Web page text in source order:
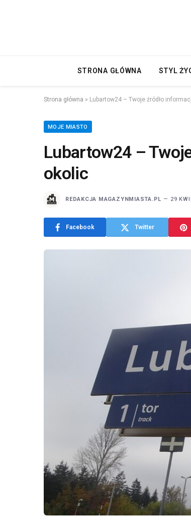
STRONA GŁÓWNA STYL
Strona główna » Lubartow24 – Twoje źródło
MOJE MIASTO
Lubartow24 –
okolic
REDAKCJA MAGAZYNMIASTA.PL 29
Facebook Twitter